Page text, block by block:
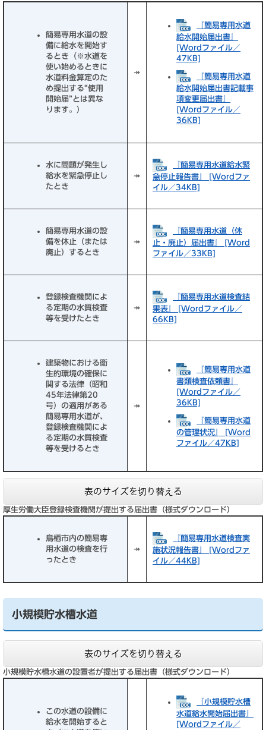
簡易専用水道の設
備に給水を開始す
るとき（※水道を
使い始めるときに
水道料金算定のた
め提出する“使用
開始届”とは異な
ります。）
↠
『簡易専用水道
給水開始届出書』
[Wordファイル／
47KB]
『簡易専用水道
給水開始届出書記載事
項変更届出書』
[Wordファイル／
36KB]
水に問題が発生し
給水を緊急停止し
たとき
↠
『簡易専用水道給水緊
急停止報告書』 [Wordファ
イル／34KB]
簡易専用水道の設
備を休止（または
廃止）するとき
↠
『簡易専用水道（休
止・廃止）届出書』 [Word
ファイル／33KB]
登録検査機関によ
る定期の水質検査
等を受けたとき
↠
『簡易専用水道検査結
果表』 [Wordファイル／
66KB]
建築物における衛
生的環境の確保に
関する法律（昭和
45年法律第20
号）の適用がある
簡易専用水道が、
登録検査機関によ
る定期の水質検査
等を受けるとき
↠
『簡易専用水道
書類検査依頼書』
[Wordファイル／
36KB]
『簡易専用水道
の管理状況』 [Word
ファイル／47KB]
表のサイズを切り替える
厚生労働大臣登録検査機関が提出する届出書（様式ダウンロード）
鳥栖市内の簡易専
用水道の検査を行
ったとき
↠
『簡易専用水道検査実
施状況報告書』 [Wordファ
イル／44KB]
小規模貯水槽水道
表のサイズを切り替える
小規模貯水槽水道の設置者が提出する届出書（様式ダウンロード）
この水道の設備に
給水を開始すると
『小規模貯水槽
水道給水開始届出書』
[Wordファイル／